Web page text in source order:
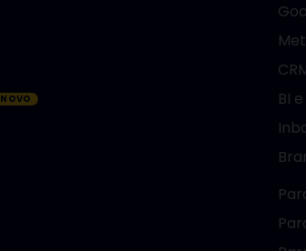
NOVO
BI